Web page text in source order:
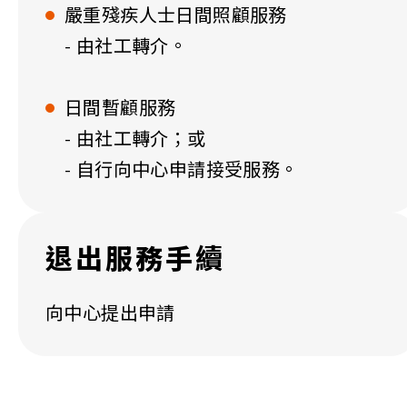
嚴重殘疾人士日間照顧服務
- 由社工轉介。
日間暫顧服務
- 由社工轉介；或
- 自行向中心申請接受服務。
退出服務手續
向中心提出申請